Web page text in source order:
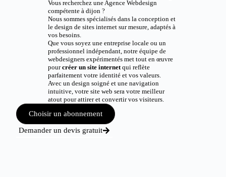
Vous recherchez une Agence Webdesign
compétente à dijon ?
Nous sommes spécialisés dans la conception et
le design de sites internet sur mesure, adaptés à
vos besoins.
Que vous soyez une entreprise locale ou un
professionnel indépendant, notre équipe de
webdesigners expérimentés met tout en œuvre
pourcréer un site internetqui reflète
parfaitement votre identité et vos valeurs.
Avec un design soigné et une navigation
intuitive, votre site web sera votre meilleur
atout pour attirer et convertir vos visiteurs.
Choisir un abonnement
Demander un devis gratuit